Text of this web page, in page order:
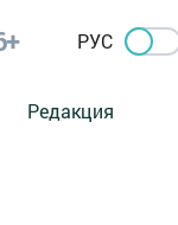
РУС
Редакция